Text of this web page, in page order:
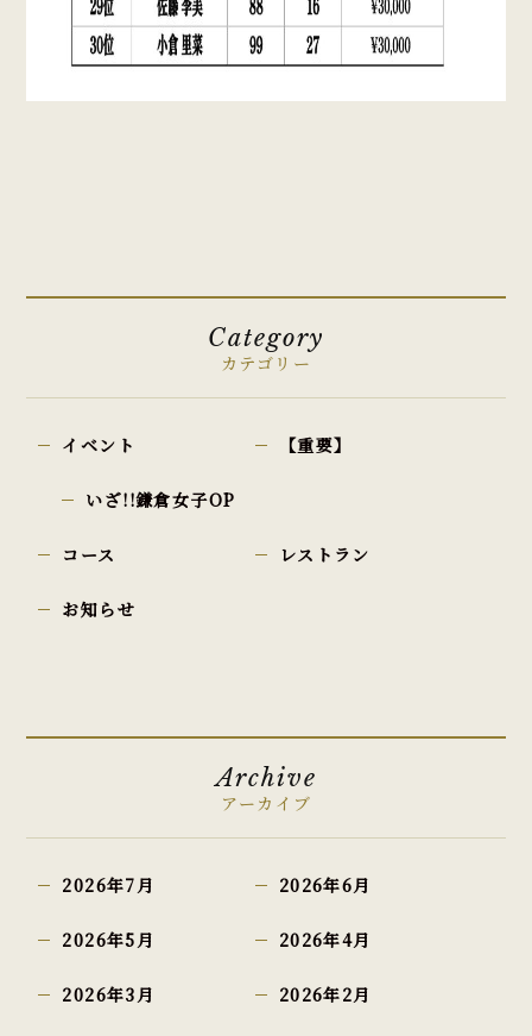
Category
カテゴリー
イベント
いざ!!鎌倉女子OP
【重要】
コース レストラン
お知らせ
Archive
アーカイブ
2026年7月 2026年6月
2026年5月 2026年4月
2026年3月 2026年2月